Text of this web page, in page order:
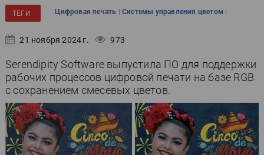
ТЕГИ Цифровая печать | Системы управления цветом |
21 ноября 2024 г. 973
Serendipity Software выпустила ПО для поддержки
рабочих процессов цифровой печати на базе RGB
с сохранением смесевых цветов.